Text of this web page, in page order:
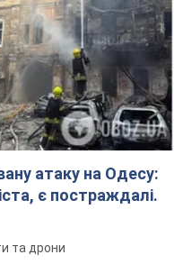
атаку на Одесу:
є постраждалі.
та дрони